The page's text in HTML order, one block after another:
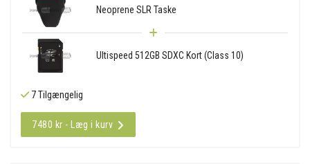
Neoprene SLR Taske
Ultispeed 512GB SDXC Kort (Class 10)
7 Tilgængelig
7480 kr - Læg i kurv